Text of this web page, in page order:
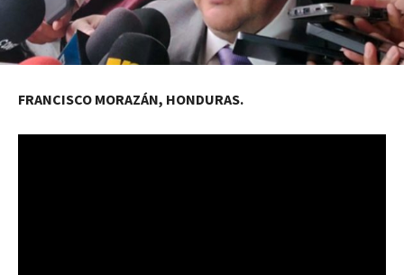
FRANCISCO MORAZÁN, HONDURAS.